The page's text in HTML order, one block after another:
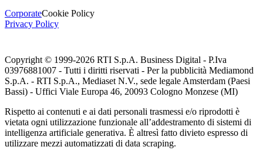
CorporateCookie Policy
Privacy Policy
Copyright © 1999-2026 RTI S.p.A. Business Digital - P.Iva
03976881007 - Tutti i diritti riservati - Per la pubblicità Mediamond
S.p.A. - RTI S.p.A., Mediaset N.V., sede legale Amsterdam (Paesi
Bassi) - Uffici Viale Europa 46, 20093 Cologno Monzese (MI)
Rispetto ai contenuti e ai dati personali trasmessi e/o riprodotti è
vietata ogni utilizzazione funzionale all’addestramento di sistemi di
intelligenza artificiale generativa. È altresì fatto divieto espresso di
utilizzare mezzi automatizzati di data scraping.